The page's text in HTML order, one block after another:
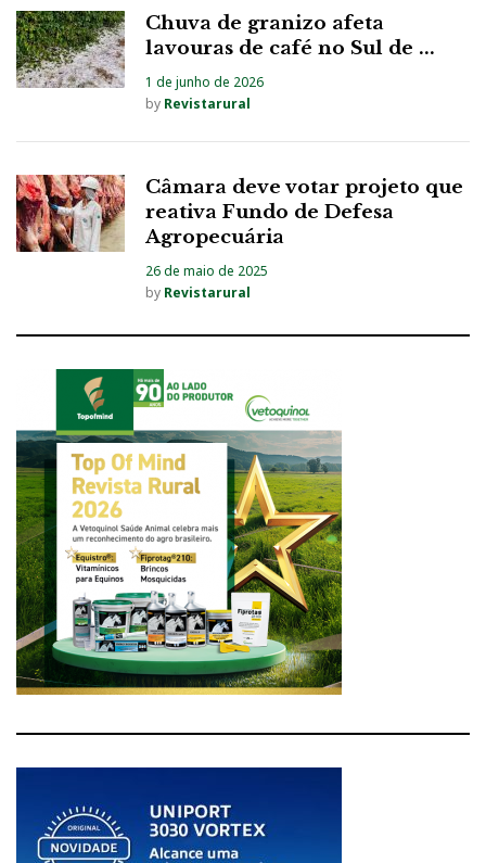
Chuva de granizo afeta
lavouras de café no Sul de ...
1 de junho de 2026
by Revistarural
Câmara deve votar projeto que
reativa Fundo de Defesa
Agropecuária
26 de maio de 2025
by Revistarural